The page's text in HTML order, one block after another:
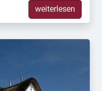
weiterlesen